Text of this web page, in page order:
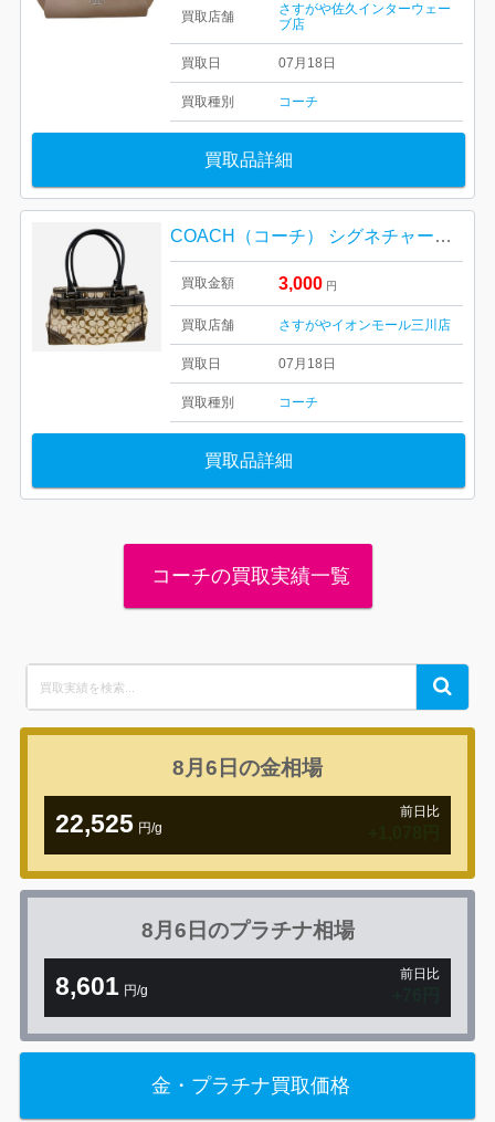
買取店舗
さすがや佐久インターウェー
ブ店
買取日 07月18日
買取種別 コーチ
買取品詳細
COACH（コーチ） シグネチャーバッグ
買取金額 3,000 円
買取店舗 さすがやイオンモール三川店
買取日 07月18日
買取種別 コーチ
買取品詳細
コーチの買取実績一覧
for:
Search
8月6日の金相場
22,525 円/g
前日比
8月6日のプラチナ相場
8,601 円/g
前日比
金・プラチナ買取価格